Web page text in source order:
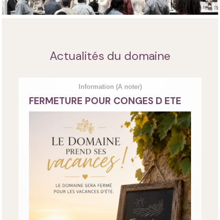
Actualités du domaine
Information (A noter)
FERMETURE POUR CONGES D ETE